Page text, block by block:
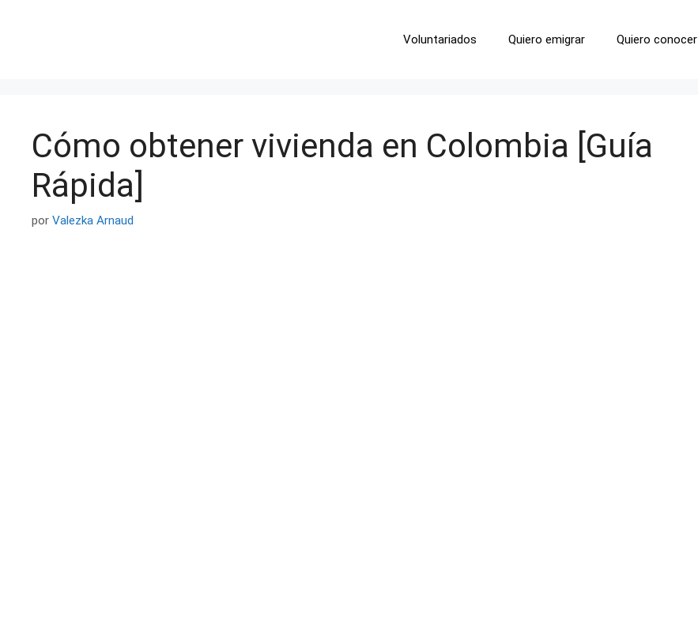
Voluntariados Quiero emigrar Quiero conocer
Cómo obtener vivienda en Colombia [Guía
Rápida]
por Valezka Arnaud